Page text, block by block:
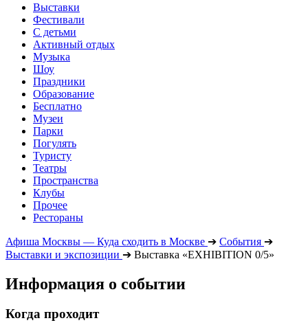
Выставки
Фестивали
С детьми
Активный отдых
Музыка
Шоу
Праздники
Образование
Бесплатно
Музеи
Парки
Погулять
Туристу
Театры
Пространства
Клубы
Прочее
Рестораны
Афиша Москвы — Куда сходить в Москве ➔ События ➔
Выставки и экспозиции ➔ Выставка «EXHIBITION 0/5»
Информация о событии
Когда проходит